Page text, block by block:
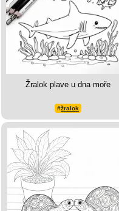
Žralok plave u dna moře
#žralok